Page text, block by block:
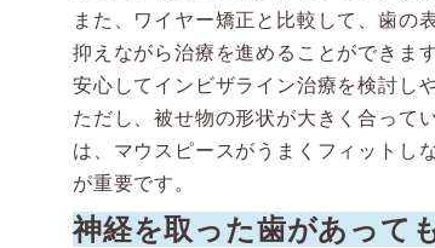
また、ワイヤー矯正と比較して、歯の
抑えながら治療を進めることができま
安心してインビザライン治療を検討し
ただし、被せ物の形状が大きく合って
は、マウスピースがうまくフィットし
が重要です。
神経を取った歯があって